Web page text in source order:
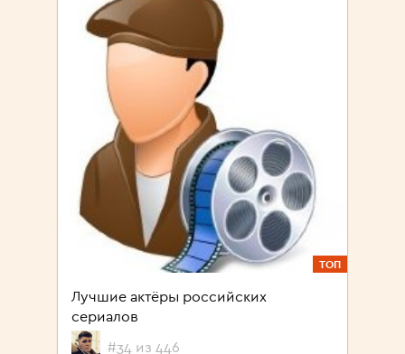
ТОП
Лучшие актёры российских
сериалов
#34 из 446